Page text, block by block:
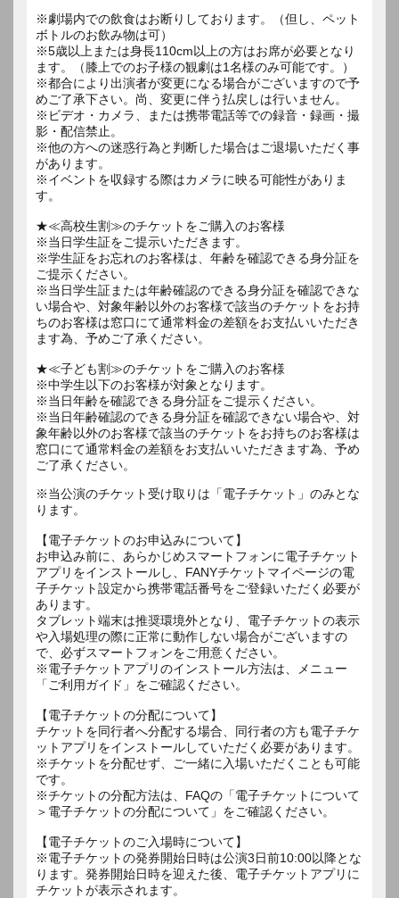
※劇場内での飲食はお断りしております。（但し、ペット
ボトルのお飲み物は可）
※5歳以上または身長110cm以上の方はお席が必要となり
ます。（膝上でのお子様の観劇は1名様のみ可能です。）
※都合により出演者が変更になる場合がございますので予
めご了承下さい。尚、変更に伴う払戻しは行いません。
※ビデオ・カメラ、または携帯電話等での録音・録画・撮
影・配信禁止。
※他の方への迷惑行為と判断した場合はご退場いただく事
があります。
※イベントを収録する際はカメラに映る可能性がありま
す。
★≪高校生割≫のチケットをご購入のお客様
※当日学生証をご提示いただきます。
※学生証をお忘れのお客様は、年齢を確認できる身分証を
ご提示ください。
※当日学生証または年齢確認のできる身分証を確認できな
い場合や、対象年齢以外のお客様で該当のチケットをお持
ちのお客様は窓口にて通常料金の差額をお支払いいただき
ます為、予めご了承ください。
★≪子ども割≫のチケットをご購入のお客様
※中学生以下のお客様が対象となります。
※当日年齢を確認できる身分証をご提示ください。
※当日年齢確認のできる身分証を確認できない場合や、対
象年齢以外のお客様で該当のチケットをお持ちのお客様は
窓口にて通常料金の差額をお支払いいただきます為、予め
ご了承ください。
※当公演のチケット受け取りは「電子チケット」のみとな
ります。
【電子チケットのお申込みについて】
お申込み前に、あらかじめスマートフォンに電子チケット
アプリをインストールし、FANYチケットマイページの電
子チケット設定から携帯電話番号をご登録いただく必要が
あります。
タブレット端末は推奨環境外となり、電子チケットの表示
や入場処理の際に正常に動作しない場合がございますの
で、必ずスマートフォンをご用意ください。
※電子チケットアプリのインストール方法は、メニュー
「ご利用ガイド」をご確認ください。
【電子チケットの分配について】
チケットを同行者へ分配する場合、同行者の方も電子チケ
ットアプリをインストールしていただく必要があります。
※チケットを分配せず、ご一緒に入場いただくことも可能
です。
※チケットの分配方法は、FAQの「電子チケットについて
＞電子チケットの分配について」をご確認ください。
【電子チケットのご入場時について】
※電子チケットの発券開始日時は公演3日前10:00以降とな
ります。発券開始日時を迎えた後、電子チケットアプリに
チケットが表示されます。